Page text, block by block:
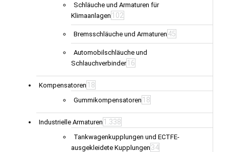
Schläuche und Armaturen für
Klimaanlagen 102
Bremsschläuche und Armaturen 45
Automobilschläuche und
Schlauchverbinder 16
Kompensatoren 18
Gummikompensatoren 18
Industrielle Armaturen 1.338
Tankwagenkupplungen und ECTFE-
ausgekleidete Kupplungen 34